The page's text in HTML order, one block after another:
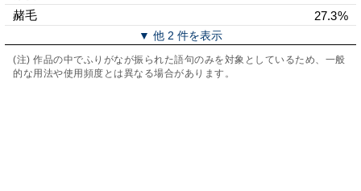
赭毛
27.3%
▼ 他 2 件を表示
(注) 作品の中でふりがなが振られた語句のみを対象としているため、一般
的な用法や使用頻度とは異なる場合があります。